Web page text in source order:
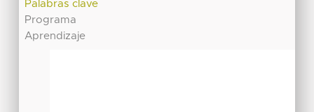
Palabras clave
Programa
Aprendizaje